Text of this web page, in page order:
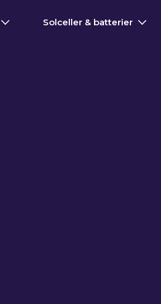
Solceller & batterier